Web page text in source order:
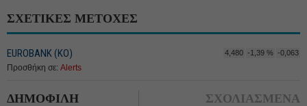
ΣΧΕΤΙΚΕΣ ΜΕΤΟΧΕΣ
EUROBANK (ΚΟ) 4,480 -1,39 % -0,063
Προσθήκη σε: Alerts
ΔΗΜΟΦΙΛΗ ΣΧΟΛΙΑΣΜΕΝΑ